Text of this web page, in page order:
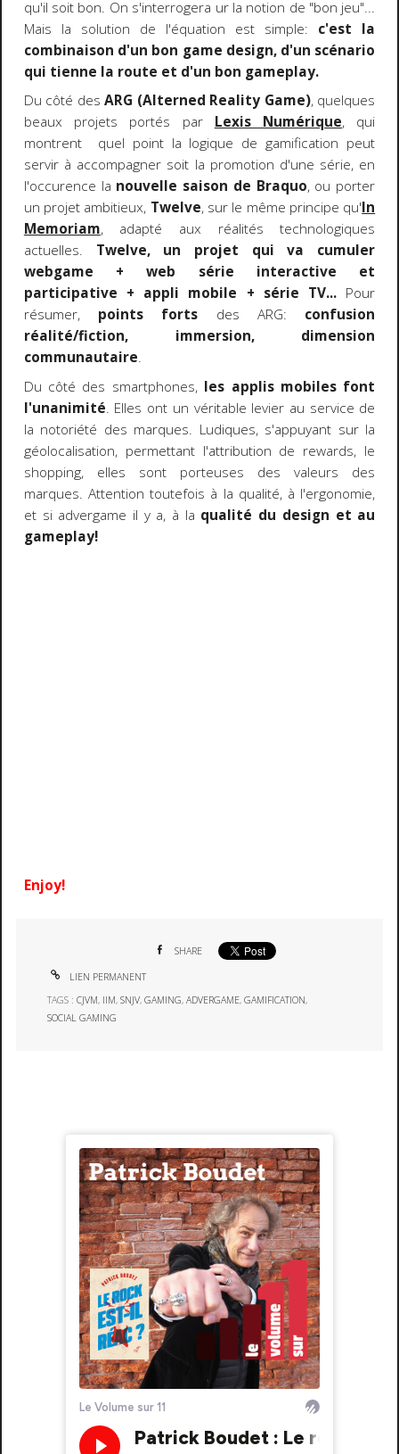
qu'il soit bon. On s'interrogera ur la notion de "bon jeu"...
Mais la solution de l'équation est simple: c'est la
combinaison d'un bon game design, d'un scénario
qui tienne la route et d'un bon gameplay.
Du côté desARG (Alterned Reality Game), quelques
beaux projets portés par Lexis Numérique, qui
montrent quel point la logique de gamification peut
servir à accompagner soit la promotion d'une série, en
l'occurence la nouvelle saison de Braquo, ou porter
un projet ambitieux, Twelve, sur le même principe qu'In
Memoriam, adapté aux réalités technologiques
actuelles. Twelve, un projet qui va cumuler
webgame + web série interactive et
participative + appli mobile + série TV... Pour
résumer, points forts des ARG: confusion
réalité/fiction, immersion, dimension
communautaire.
Du côté des smartphones, les applis mobiles font
l'unanimité. Elles ont un véritable levier au service de
la notoriété des marques. Ludiques, s'appuyant sur la
géolocalisation, permettant l'attribution de rewards, le
shopping, elles sont porteuses des valeurs des
marques. Attention toutefois à la qualité, à l'ergonomie,
et si advergame il y a, à la qualité du design et au
gameplay!
Enjoy!
SHARE
LIEN PERMANENT
TAGS :CJVM, IIM,SNJV,GAMING,ADVERGAME,GAMIFICATION,
SOCIAL GAMING